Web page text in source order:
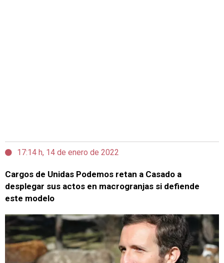
17:14 h, 14 de enero de 2022
Cargos de Unidas Podemos retan a Casado a
desplegar sus actos en macrogranjas si defiende
este modelo